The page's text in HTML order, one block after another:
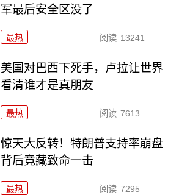
军最后安全区没了
最热 阅读 13241
美国对巴西下死手，卢拉让世界
看清谁才是真朋友
最热 阅读 7613
惊天大反转！特朗普支持率崩盘
背后竟藏致命一击
最热 阅读 7295